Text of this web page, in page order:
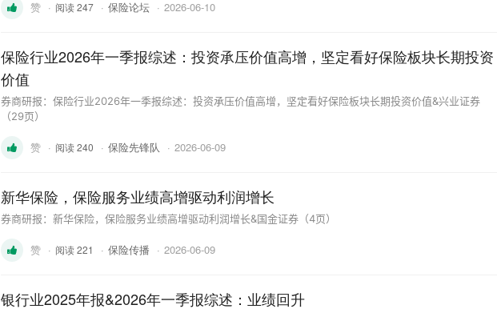
赞 · 阅读 247 · 保险论坛 · 2026-06-10
保险行业2026年一季报综述：投资承压价值高增，坚定看好保险板块长期投资
价值
券商研报：保险行业2026年一季报综述：投资承压价值高增，坚定看好保险板块长期投资价值&兴业证券
（29页）
赞 · 阅读 240 · 保险先锋队 · 2026-06-09
新华保险，保险服务业绩高增驱动利润增长
券商研报：新华保险，保险服务业绩高增驱动利润增长&国金证券（4页）
赞 · 阅读 221 · 保险传播 · 2026-06-09
银行业2025年报&2026年一季报综述：业绩回升